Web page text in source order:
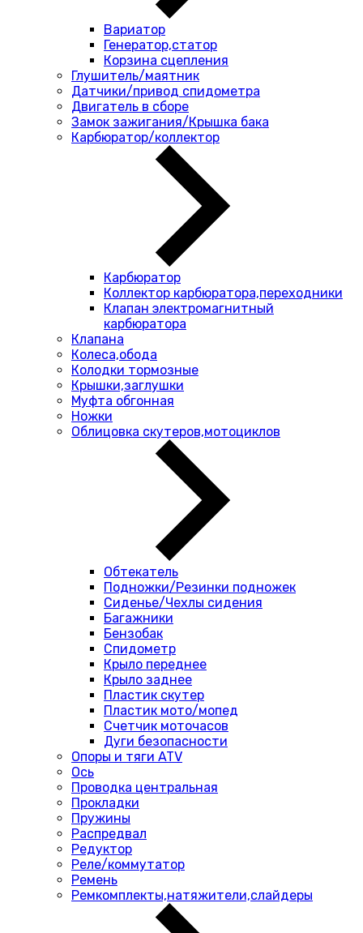
Вариатор
Генератор,статор
Корзина сцепления
Глушитель/маятник
Датчики/привод спидометра
Двигатель в сборе
Замок зажигания/Крышка бака
Карбюратор/коллектор
Карбюратор
Коллектор карбюратора,переходники
Клапан электромагнитный
карбюратора
Клапана
Колеса,обода
Колодки тормозные
Крышки,заглушки
Муфта обгонная
Ножки
Облицовка скутеров,мотоциклов
Обтекатель
Подножки/Резинки подножек
Сиденье/Чехлы сидения
Багажники
Бензобак
Спидометр
Крыло переднее
Крыло заднее
Пластик скутер
Пластик мото/мопед
Счетчик моточасов
Дуги безопасности
Опоры и тяги ATV
Ось
Проводка центральная
Прокладки
Пружины
Распредвал
Редуктор
Реле/коммутатор
Ремень
Ремкомплекты,натяжители,слайдеры